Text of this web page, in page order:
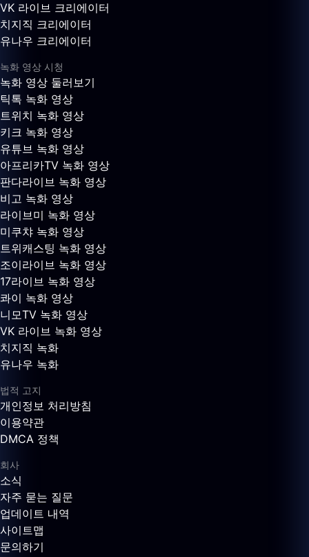
VK 라이브 크리에이터
치지직 크리에이터
유나우 크리에이터
녹화 영상 시청
녹화 영상 둘러보기
틱톡 녹화 영상
트위치 녹화 영상
키크 녹화 영상
유튜브 녹화 영상
아프리카TV 녹화 영상
판다라이브 녹화 영상
비고 녹화 영상
라이브미 녹화 영상
미쿠챠 녹화 영상
트위캐스팅 녹화 영상
조이라이브 녹화 영상
17라이브 녹화 영상
콰이 녹화 영상
니모TV 녹화 영상
VK 라이브 녹화 영상
치지직 녹화
유나우 녹화
법적 고지
개인정보 처리방침
이용약관
DMCA 정책
회사
소식
자주 묻는 질문
업데이트 내역
사이트맵
문의하기